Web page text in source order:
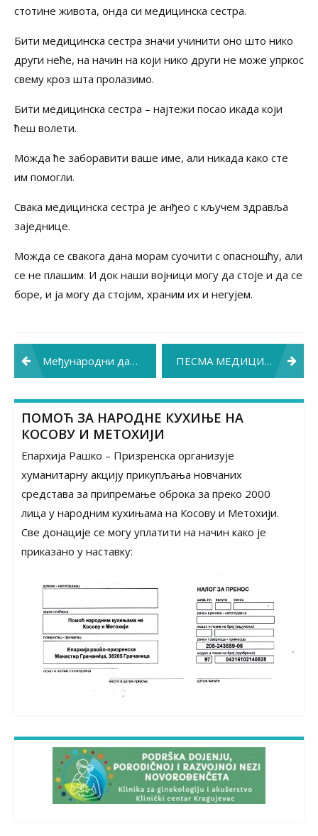
стотине живота, онда си медицинска сестра.
Бити медицинска сестра значи учинити оно што нико
други неће, на начин на који нико други не може упркос
свему кроз штa пролазимо.
Бити медицинска сестра – најтежи посао икада који
ћеш волети.
Можда ће заборавити ваше име, али никада како сте
им помогли.
Свака медицинска сестра је анђео с кључем здравља
заједнице.
Можда се свакога дана морам суочити с опасношћу, али
се не плашим. И док наши војници могу да стоје и да се
боре, и ја могу да стојим, храним их и негујем.
Post
navigation
Међународни дан медицинских сестара ПЕСМА МЕДИЦИНСКОЈ СЕСТРИ
ПОМОЋ ЗА НАРОДНЕ КУХИЊЕ НА
КОСОВУ И МЕТОХИЈИ
Епархија Рашко – Призренска организује
хуманитарну акцију прикупљања новчаних
средстава за припремање оброка за преко 2000
лица у народним кухињама на Косову и Метохији.
Све донације се могу уплатити на начин како је
приказано у наставку: